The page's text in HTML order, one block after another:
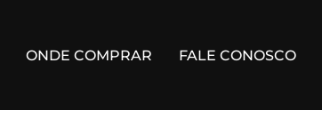
ONDE COMPRAR FALE CONOSCO